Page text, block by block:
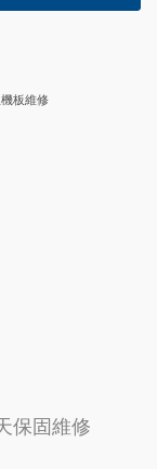
保固維修